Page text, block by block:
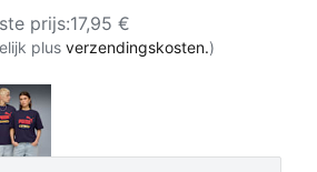
prijs:17,95 €
plusverzendingskosten.)
Deep Plum